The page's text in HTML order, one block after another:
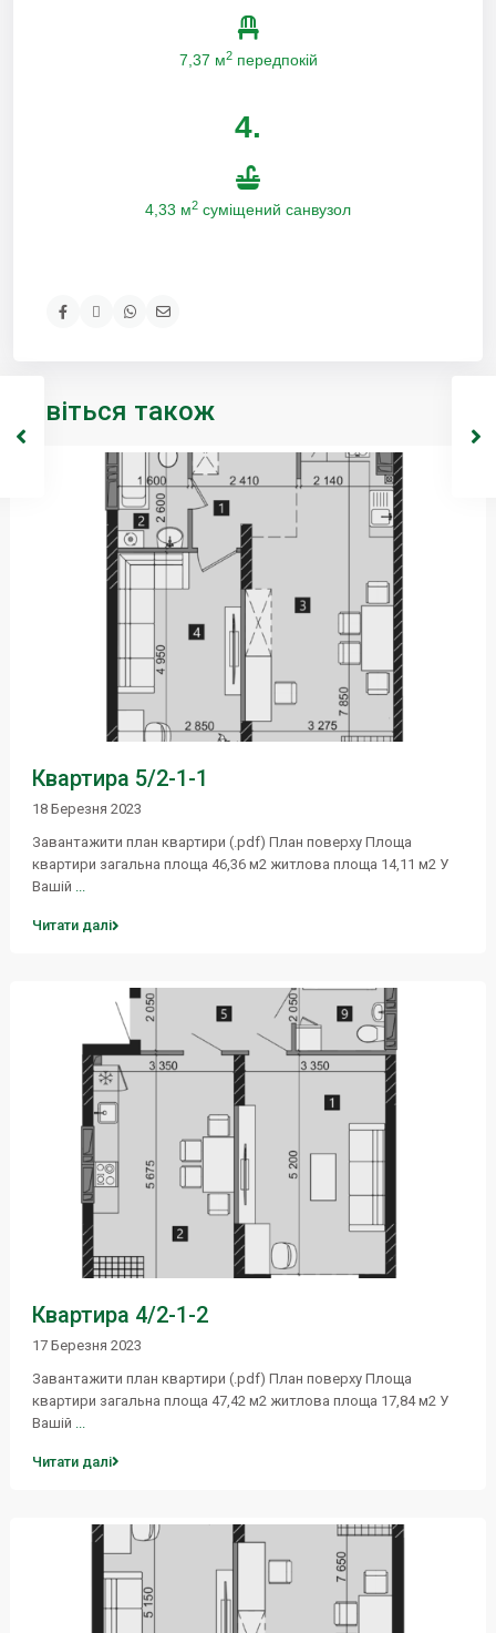
7,37 м2передпокій
4.
4,33 м2 суміщений санвузол
Дивіться також
Квартира 5/2-1-1
18 Березня 2023
Завантажити план квартири (.pdf) План поверху Площа
квартири загальна площа 46,36 м2 житлова площа 14,11 м2 У
Вашій ...
Читати далі
Квартира 4/2-1-2
17 Березня 2023
Завантажити план квартири (.pdf) План поверху Площа
квартири загальна площа 47,42 м2 житлова площа 17,84 м2 У
Вашій
Читати далі